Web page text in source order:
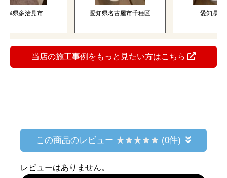
多治見市 愛知県名古屋市千種区 愛知県一宮市
当店の施工事例をもっと見たい方はこちら
この商品のレビュー (0件)
レビューはありません。